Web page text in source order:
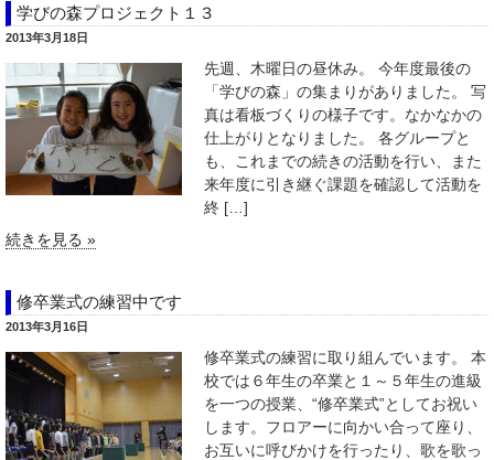
学びの森プロジェクト１３
2013年3月18日
先週、木曜日の昼休み。 今年度最後の
「学びの森」の集まりがありました。 写
真は看板づくりの様子です。なかなかの
仕上がりとなりました。 各グループと
も、これまでの続きの活動を行い、また
来年度に引き継ぐ課題を確認して活動を
終 […]
続きを見る »
修卒業式の練習中です
2013年3月16日
修卒業式の練習に取り組んでいます。 本
校では６年生の卒業と１～５年生の進級
を一つの授業、“修卒業式”としてお祝い
します。フロアーに向かい合って座り、
お互いに呼びかけを行ったり、歌を歌っ